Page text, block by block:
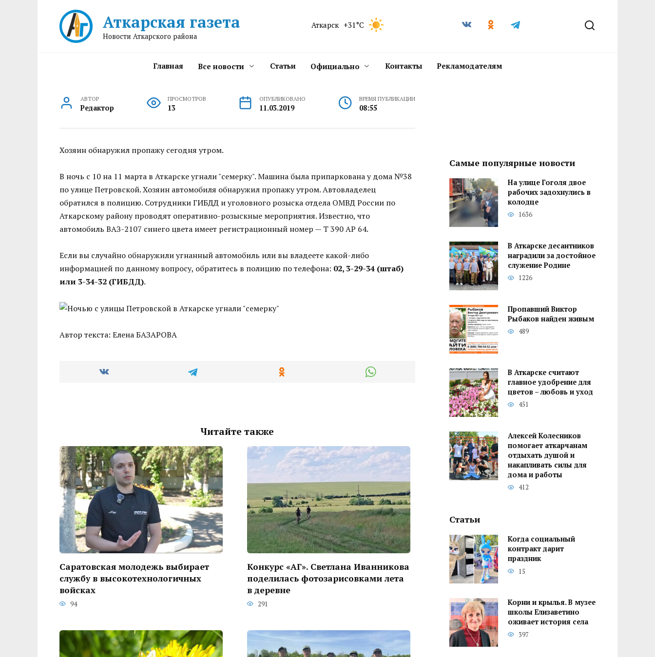
Аткарская газета
Новости Аткарского района
Аткарск +31°C
Главная Все новости Статьи Официально Контакты Рекламодателям
АВТОР
Редактор
ПРОСМОТРОВ
13
ОПУБЛИКОВАНО
11.03.2019
ВРЕМЯ ПУБЛИКАЦИИ
08:55
Хозяин обнаружил пропажу сегодня утром.
В ночь с 10 на 11 марта в Аткарске угнали "семерку". Машина была припаркована у дома №38
по улице Петровской. Хозяин автомобиля обнаружил пропажу утром. Автовладелец
обратился в полицию. Сотрудники ГИБДД и уголовного розыска отдела ОМВД России по
Аткарскому району проводят оперативно-розыскные мероприятия. Известно, что
автомобиль ВАЗ-2107 синего цвета имеет регистрационный номер — Т 390 АР 64.
Если вы случайно обнаружили угнанный автомобиль или вы владеете какой-либо
информацией по данному вопросу, обратитесь в полицию по телефона: 02, 3-29-34 (штаб)
или 3-34-32 (ГИБДД).
Автор текста: Елена БАЗАРОВА
Читайте также
Саратовская молодежь выбирает
службу в высокотехнологичных
войсках
94
Конкурс «АГ». Светлана Иванникова
поделилась фотозарисовками лета
в деревне
291
Самые популярные новости
На улице Гоголя двое
рабочих задохнулись в
колодце
1636
В Аткарске десантников
наградили за достойное
служение Родине
1226
Пропавший Виктор
Рыбаков найден живым
489
В Аткарске считают
главное удобрение для
цветов – любовь и уход
451
Алексей Колесников
помогает аткарчанам
отдыхать душой и
накапливать силы для
дома и работы
412
Статьи
Когда социальный
контракт дарит
праздник
15
Корни и крылья. В музее
школы Елизаветино
оживает история села
397